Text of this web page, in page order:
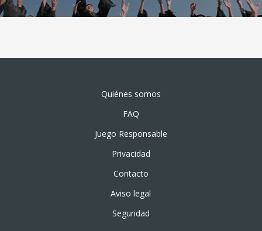
Quiénes somos
FAQ
Juego Responsable
Privacidad
Contacto
Aviso legal
Seguridad